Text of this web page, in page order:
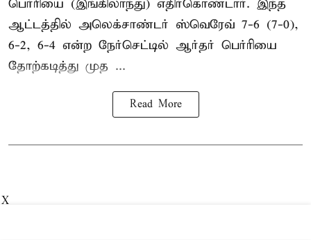
பெர்ரியை (இங்கிலாந்து) எதிர்கொண்டார். இந்த
ஆட்டத்தில் அலெக்சாண்டர் ஸ்வெரேவ் 7-6 (7-0),
6-2, 6-4 என்ற நேர்செட்டில் ஆர்தர் பெர்ரியை
தோற்கடித்து முத ...
Read More
X